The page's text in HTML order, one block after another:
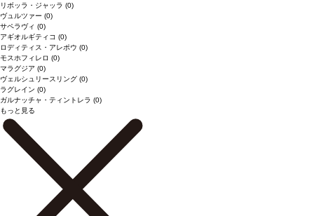
リボッラ・ジャッラ (0)
ヴュルツァー (0)
サペラヴィ (0)
アギオルギティコ (0)
ロディティス・アレポウ (0)
モスホフィレロ (0)
マラグジア (0)
ヴェルシュリースリング (0)
ラグレイン (0)
ガルナッチャ・ティントレラ (0)
もっと見る